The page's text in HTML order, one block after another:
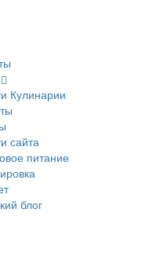
Кулинарии
сайта
питание
блог